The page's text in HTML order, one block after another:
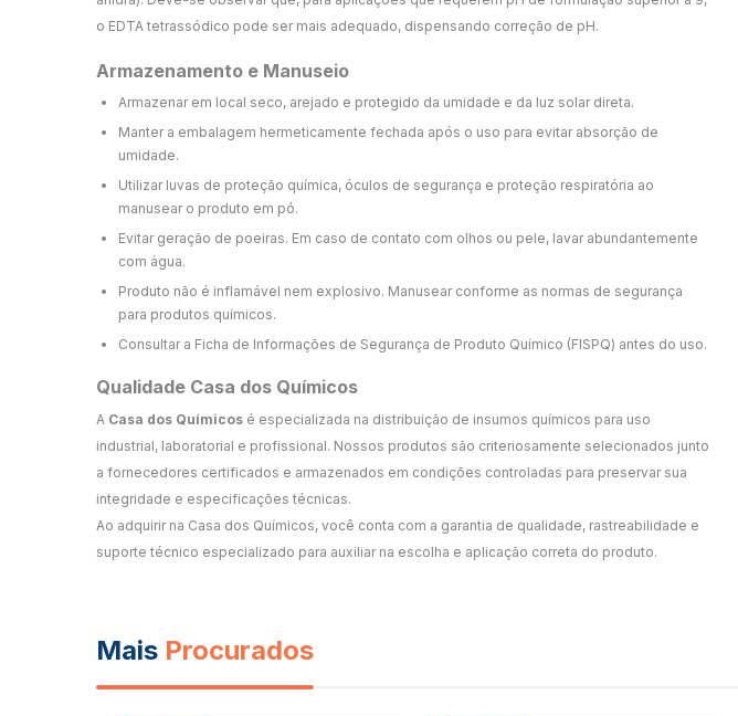
o EDTA tetrassódico pode ser mais adequado, dispensando correção de pH.
Armazenamento e Manuseio
Armazenar em local seco, arejado e protegido da umidade e da luz solar direta.
Manter a embalagem hermeticamente fechada após o uso para evitar absorção de
umidade.
Utilizar luvas de proteção química, óculos de segurança e proteção respiratória ao
manusear o produto em pó.
Evitar geração de poeiras. Em caso de contato com olhos ou pele, lavar abundantemente
com água.
Produto não é inflamável nem explosivo. Manusear conforme as normas de segurança
para produtos químicos.
Consultar a Ficha de Informações de Segurança de Produto Químico (FISPQ) antes do uso.
Qualidade Casa dos Químicos
A Casa dos Químicos é especializada na distribuição de insumos químicos para uso
industrial, laboratorial e profissional. Nossos produtos são criteriosamente selecionados junto
a fornecedores certificados e armazenados em condições controladas para preservar sua
integridade e especificações técnicas.
Ao adquirir na Casa dos Químicos, você conta com a garantia de qualidade, rastreabilidade e
suporte técnico especializado para auxiliar na escolha e aplicação correta do produto.
Mais Procurados